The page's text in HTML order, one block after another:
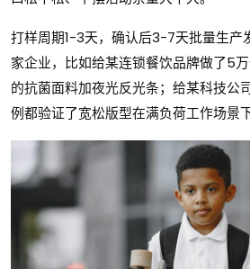
打样周期1-3天，确认后3-7天批量生产
家企业，比如给某连锁餐饮品牌做了5
的抗菌面料加夜光反光条；给某科技公
例都验证了宽松版型在满负荷工作场景